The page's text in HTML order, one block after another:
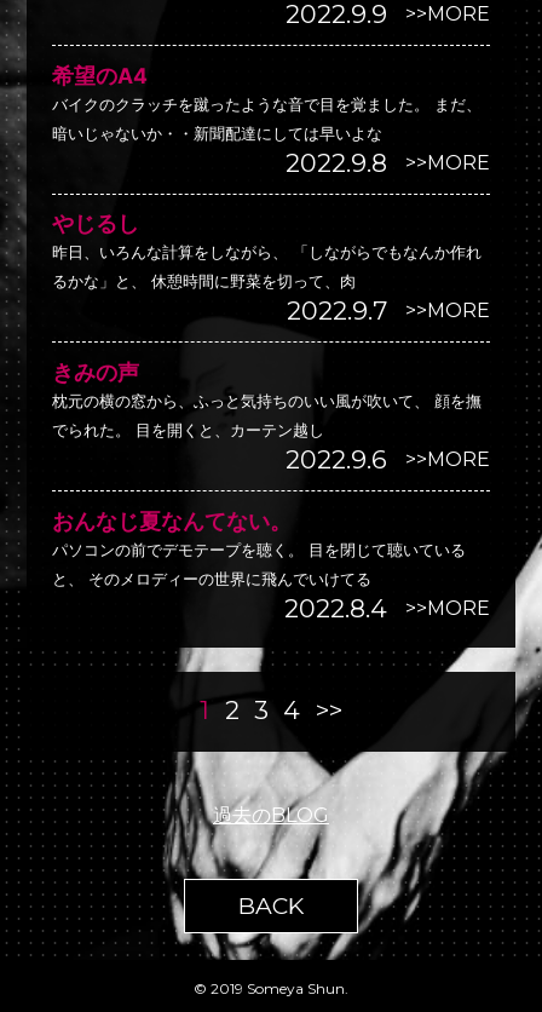
2022.9.9 >>MORE
希望のA4
バイクのクラッチを蹴ったような音で目を覚ました。 まだ、
暗いじゃないか・・新聞配達にしては早いよな
2022.9.8 >>MORE
やじるし
昨日、いろんな計算をしながら、 「しながらでもなんか作れ
るかな」と、 休憩時間に野菜を切って、肉
2022.9.7 >>MORE
きみの声
枕元の横の窓から、ふっと気持ちのいい風が吹いて、 顔を撫
でられた。 目を開くと、カーテン越し
2022.9.6 >>MORE
おんなじ夏なんてない。
パソコンの前でデモテープを聴く。 目を閉じて聴いている
と、 そのメロディーの世界に飛んでいけてる
2022.8.4 >>MORE
1 2 3 4 >>
過去のBLOG
BACK
© 2019 Someya Shun.